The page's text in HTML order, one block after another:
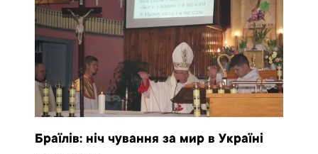
Браїлів: ніч чування за мир в Україні